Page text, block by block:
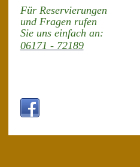
Für Reservierungen
und Fragen rufen
Sie uns einfach an:
06171 - 72189